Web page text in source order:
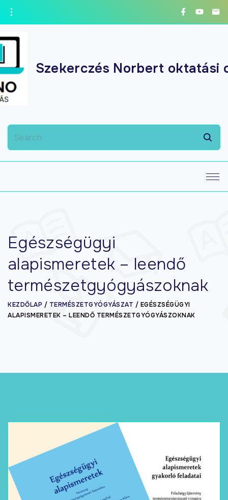
Szekerczés Norbert oktatási
Egészségügyi
alapismeretek – leendő
természetgyógyászoknak
KEZDŐLAP / TERMÉSZETGYÓGYÁSZAT / EGÉSZSÉGÜGYI
ALAPISMERETEK – LEENDŐ TERMÉSZETGYÓGYÁSZOKNAK